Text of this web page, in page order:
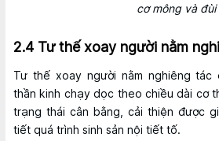
cơ mông và đùi
2.4 Tư thế xoay người nằm
Tư thế xoay người nằm nghiêng
thần kinh chạy dọc theo chiều dài cơ
trạng thái cân bằng, cải thiện được
tiết quá trình sinh sản nội tiết tố.